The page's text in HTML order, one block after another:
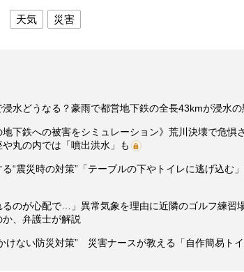
天気 災害
浸水どうなる？豪雨で都営地下鉄の全長43kmが浸水の
地下鉄への被害をシミュレーション》荒川決壊で危惧
や丸の内では「噴出洪水」も
“震災時の対策”「テーブルの下やトイレに逃げ込む
るのが心配で…」異常気象を理由に近隣のゴルフ練習
、弁護士が解説
けない防災対策” 災害ナースが教える「自作簡易トイ